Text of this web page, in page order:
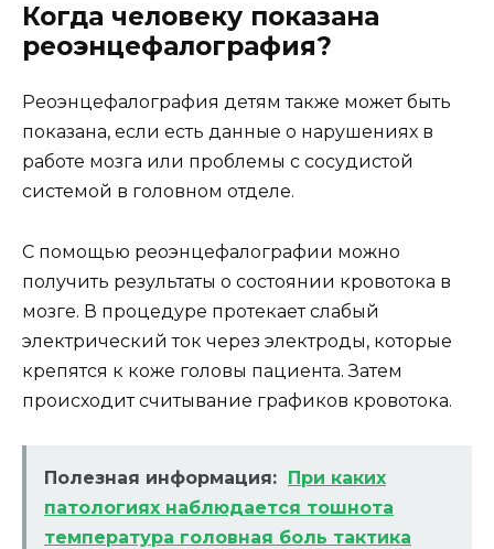
Когда человеку показана
реоэнцефалография?
Реоэнцефалография детям также может быть
показана, если есть данные о нарушениях в
работе мозга или проблемы с сосудистой
системой в головном отделе.
С помощью реоэнцефалографии можно
получить результаты о состоянии кровотока в
мозге. В процедуре протекает слабый
электрический ток через электроды, которые
крепятся к коже головы пациента. Затем
происходит считывание графиков кровотока.
Полезная информация: При каких
патологиях наблюдается тошнота
температура головная боль тактика